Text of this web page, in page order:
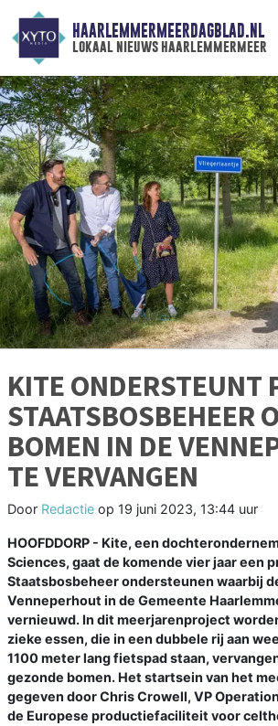
HAARLEMMERMEERDAGBLAD.NL
lokaal nieuws haarlemmermeer
KITE ONDERSTEUNT
STAATSBOSBEHEER
BOMEN IN DE
TE VERVANGEN
Door Redactie op 19 juni 2023, 13:44 uur
HOOFDDORP - Kite, een
Sciences, gaat de komende vier jaar een
Staatsbosbeheer ondersteunen waarbij
Venneperhout in de Gemeente
vernieuwd. In dit meerjarenproject
zieke essen, die in een dubbele rij aan
1100 meter lang fietspad staan,
gezonde bomen. Het startsein van het
gegeven door Chris Crowell, VP
de Europese productiefaciliteit voor